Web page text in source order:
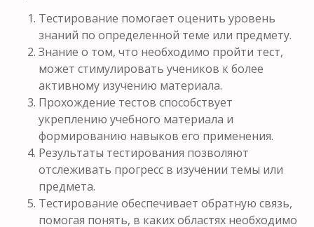
Тестирование помогает оценить уровень
знаний по определенной теме или предмету.
Знание о том, что необходимо пройти тест,
может стимулировать учеников к более
активному изучению материала.
Прохождение тестов способствует
укреплению учебного материала и
формированию навыков его применения.
Результаты тестирования позволяют
отслеживать прогресс в изучении темы или
предмета.
Тестирование обеспечивает обратную связь,
помогая понять, в каких областях необходимо